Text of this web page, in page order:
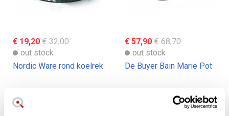
€ 19,20 € 32,00
out stock
Nordic Ware rond koelrek
€ 57,90 € 68,70
out stock
De Buyer Bain Marie Pot